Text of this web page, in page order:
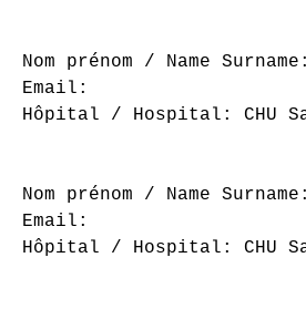
Nom prénom / Name
Email:
Hôpital / Hospital: CHU
Nom prénom / Name
Email:
Hôpital / Hospital: CHU